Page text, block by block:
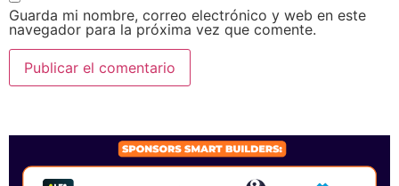
Guarda mi nombre, correo electrónico y web en este
navegador para la próxima vez que comente.